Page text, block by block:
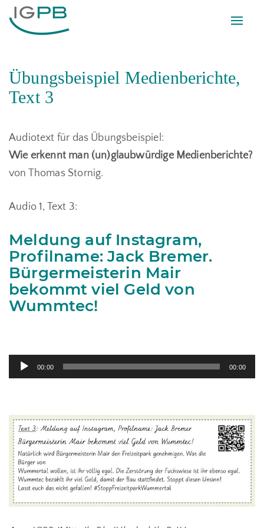
Übungsbeispiel Medienberichte,
Text 3
Audiotext für das Übungsbeispiel:
Wie erkennt man (un)glaubwürdige Medienberichte?
von Thomas Stornig.
Audio 1, Text 3:
Meldung auf Instagram,
Profilname: Jack Bremer.
Bürgermeisterin Mair
bekommt viel Geld von
Wummtec!
Audio-
Player
00:00 00:00